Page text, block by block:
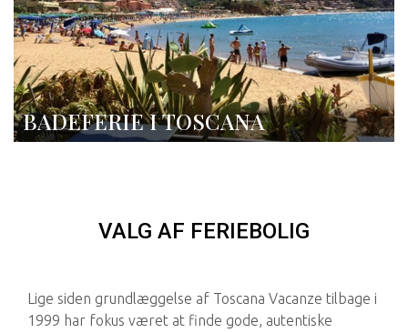
BADEFERIE I TOSCANA
VALG AF FERIEBOLIG
Lige siden grundlæggelse af Toscana Vacanze tilbage i
1999 har fokus været at finde gode, autentiske